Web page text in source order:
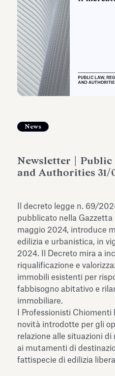
Fondazione Torlonia
mostra Marmora Romana
ampliando gli spazi
dell’Antiquarium di Villa
Torlonia
Leggi tutto
News
Newsletter | Public
and Authorities 31/
Il decreto legge n. 69/
pubblicato nella Gazzetta
maggio 2024, introduce
edilizia e urbanistica, in
2024. Il Decreto mira a
riqualificazione e
immobili esistenti per
fabbisogno abitativo e
immobiliare.
I Professionisti
novità introdotte per gli
relazione alle situazioni
ai mutamenti di
fattispecie di edilizia